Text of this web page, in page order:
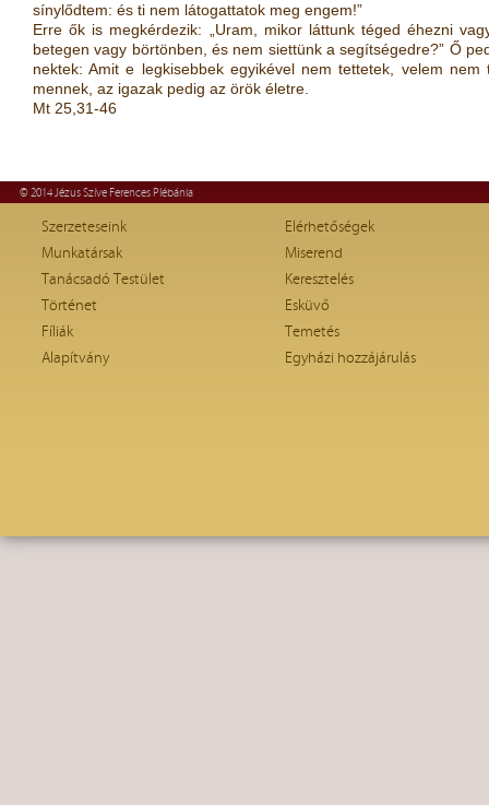
sínylődtem: és ti nem látogattatok meg engem!”
Erre ők is megkérdezik: „Uram, mikor láttunk téged éhezni
betegen vagy börtönben, és nem siettünk a segítségedre?” Ő
nektek: Amit e legkisebbek egyikével nem tettetek, velem
mennek, az igazak pedig az örök életre.
Mt 25,31-46
© 2014 Jézus Szíve Ferences Plébánia
Szerzeteseink
Munkatársak
Tanácsadó Testület
Történet
Fíliák
Alapítvány
Elérhetőségek
Miserend
Keresztelés
Esküvő
Temetés
Egyházi hozzájárulás